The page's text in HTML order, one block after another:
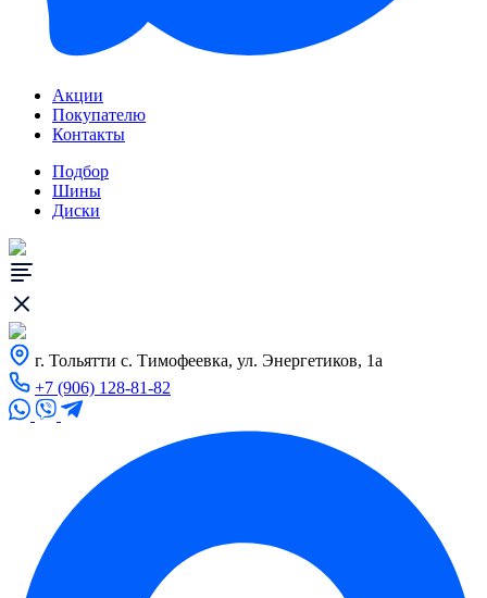
Акции
Покупателю
Контакты
Подбор
Шины
Диски
г. Тольятти с. Тимофеевка, ул. Энергетиков, 1а
+7 (906) 128-81-82